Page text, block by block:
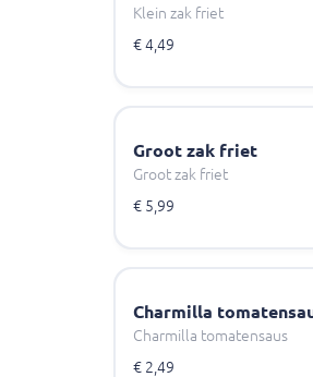
Klein zak friet
€ 4,49
Groot zak friet
Groot zak friet
€ 5,99
Charmilla
Charmilla tomatensaus
€ 2,49